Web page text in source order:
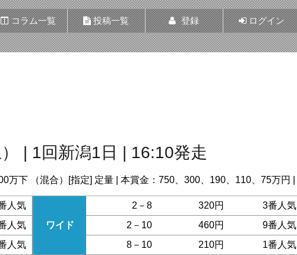
コラム一覧 投稿一覧 登録 ログイン
| 1回新潟1日 | 16:10発走
万下 （混合）[指定] 定量 | 本賞金：750、300、190、110、75万円 |
人気
人気
人気
ワイド
2－8 320円
3番人気
2－10
460円
9番人気
8－10
210円
1番人気